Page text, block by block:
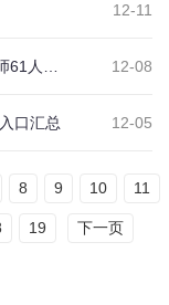
12-11
12-08
12-05
口汇总
8 9 10 11
19 下一页